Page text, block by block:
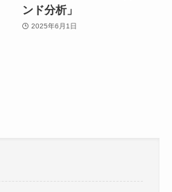
ンド分析」
2025年6月1日